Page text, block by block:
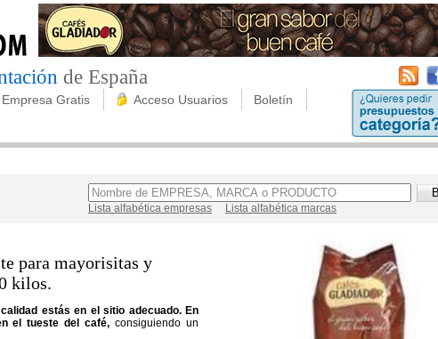
de España
Gratis Acceso Usuarios Boletín
Lista alfabética empresas
Lista alfabética marcas
para mayorisitas y
kilos.
estás en el sitio adecuado. En
el tueste del café,consiguiendo un